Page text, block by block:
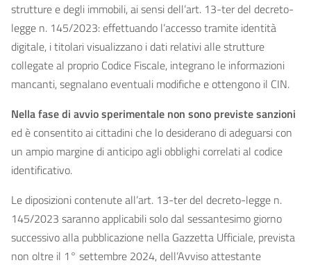
strutture e degli immobili, ai sensi dell’art. 13-ter del decreto-
legge n. 145/2023: effettuando l’accesso tramite identità
digitale, i titolari visualizzano i dati relativi alle strutture
collegate al proprio Codice Fiscale, integrano le informazioni
mancanti, segnalano eventuali modifiche e ottengono il CIN.
Nella fase di avvio sperimentale non sono previste sanzioni
ed è consentito ai cittadini che lo desiderano di adeguarsi con
un ampio margine di anticipo agli obblighi correlati al codice
identificativo.
Le diposizioni contenute all’art. 13-ter del decreto-legge n.
145/2023 saranno applicabili solo dal sessantesimo giorno
successivo alla pubblicazione nella Gazzetta Ufficiale, prevista
non oltre il 1° settembre 2024, dell’Avviso attestante